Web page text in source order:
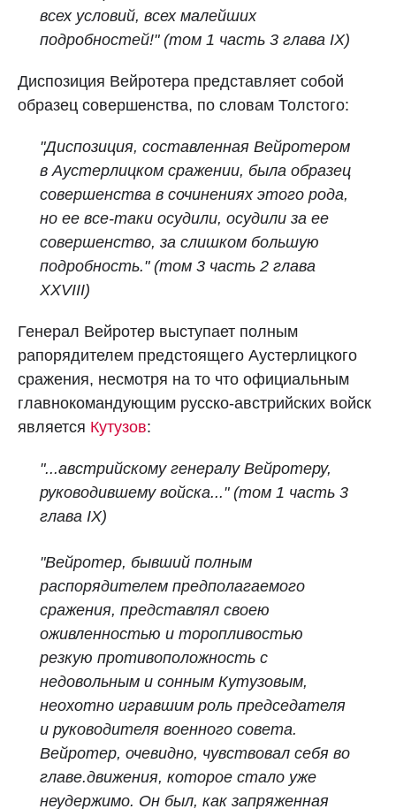
всех условий, всех малейших
подробностей!" (том 1 часть 3 глава IX)
Диспозиция Вейротера представляет собой
образец совершенства, по словам Толстого:
"Диспозиция, составленная Вейротером
в Аустерлицком сражении, была образец
совершенства в сочинениях этого рода,
но ее все-таки осудили, осудили за ее
совершенство, за слишком большую
подробность." (том 3 часть 2 глава
XXVIII)
Генерал Вейротер выступает полным
рапорядителем предстоящего Аустерлицкого
сражения, несмотря на то что официальным
главнокомандующим русско-австрийских войск
является Кутузов:
"...австрийскому генералу Вейротеру,
руководившему войска..." (том 1 часть 3
глава IX)
"Вейротер, бывший полным
распорядителем предполагаемого
сражения, представлял своею
оживленностью и торопливостью
резкую противоположность с
недовольным и сонным Кутузовым,
неохотно игравшим роль председателя
и руководителя военного совета.
Вейротер, очевидно, чувствовал себя во
главе.движения, которое стало уже
неудержимо. Он был, как запряженная